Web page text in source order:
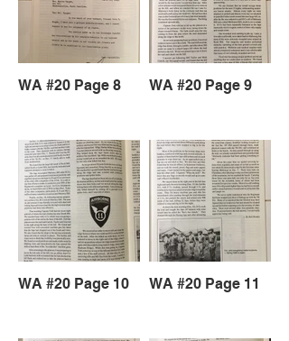
WA #20 Page 8 WA #20 Page 9
WA #20 Page 10 WA #20 Page 11